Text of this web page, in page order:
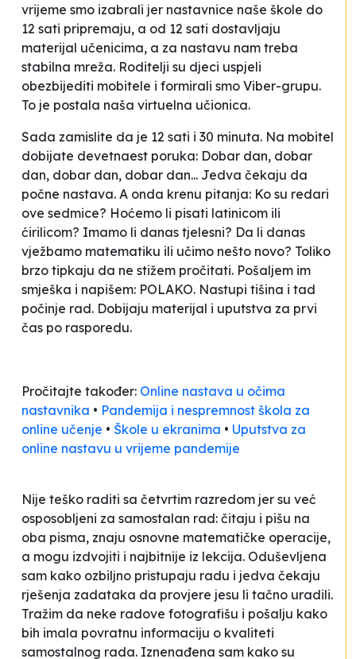
vrijeme smo izabrali jer nastavnice naše škole do
12 sati pripremaju, a od 12 sati dostavljaju
materijal učenicima, a za nastavu nam treba
stabilna mreža. Roditelji su djeci uspjeli
obezbijediti mobitele i formirali smo Viber-grupu.
To je postala naša virtuelna učionica.
Sada zamislite da je 12 sati i 30 minuta. Na mobitel
dobijate devetnaest poruka: Dobar dan, dobar
dan, dobar dan, dobar dan... Jedva čekaju da
počne nastava. A onda krenu pitanja: Ko su redari
ove sedmice? Hoćemo li pisati latinicom ili
ćirilicom? Imamo li danas tjelesni? Da li danas
vježbamo matematiku ili učimo nešto novo? Toliko
brzo tipkaju da ne stižem pročitati. Pošaljem im
smješka i napišem: POLAKO. Nastupi tišina i tad
počinje rad. Dobijaju materijal i uputstva za prvi
čas po rasporedu.
Pročitajte također: Online nastava u očima
nastavnika • Pandemija i nespremnost škola za
online učenje • Škole u ekranima • Uputstva za
online nastavu u vrijeme pandemije
Nije teško raditi sa četvrtim razredom jer su već
osposobljeni za samostalan rad: čitaju i pišu na
oba pisma, znaju osnovne matematičke operacije,
a mogu izdvojiti i najbitnije iz lekcija. Oduševljena
sam kako ozbiljno pristupaju radu i jedva čekaju
rješenja zadataka da provjere jesu li tačno uradili.
Tražim da neke radove fotografišu i pošalju kako
bih imala povratnu informaciju o kvaliteti
samostalnog rada. Iznenađena sam kako su